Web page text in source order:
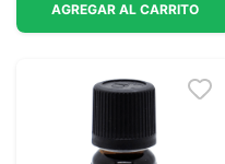
AGREGAR AL CARRITO